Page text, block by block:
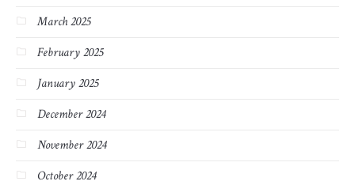
March 2025
February 2025
January 2025
December 2024
November 2024
October 2024